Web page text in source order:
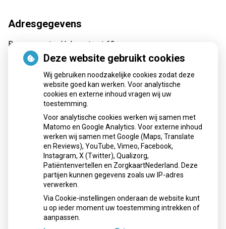
Adresgegevens
Burgemeester Hobusstraat 62
6031 VA Nederweert
0495 62 69 30
recepten@apotheekmaar.nl
Openingstijden
Maandag:
08:00 - 17:30 uur
08:00 - 17:30 uur
Woensdag:
08:00 - 17:30 uur
Donderdag:
08:00 - 17:30 uur
08:00 - 17:30 uur
Deze website gebruikt cookies
Wij gebruiken noodzakelijke cookies zodat deze
website goed kan werken. Voor analytische
cookies en externe inhoud vragen wij uw
toestemming.
Voor analytische cookies werken wij samen met
Matomo en Google Analytics. Voor externe inhoud
werken wij samen met Google (Maps, Translate
en Reviews), YouTube, Vimeo, Facebook,
Instagram, X (Twitter), Qualizorg,
Patiëntenvertellen en ZorgkaartNederland. Deze
partijen kunnen gegevens zoals uw IP-adres
verwerken.
Via Cookie-instellingen onderaan de website kunt
u op ieder moment uw toestemming intrekken of
aanpassen.